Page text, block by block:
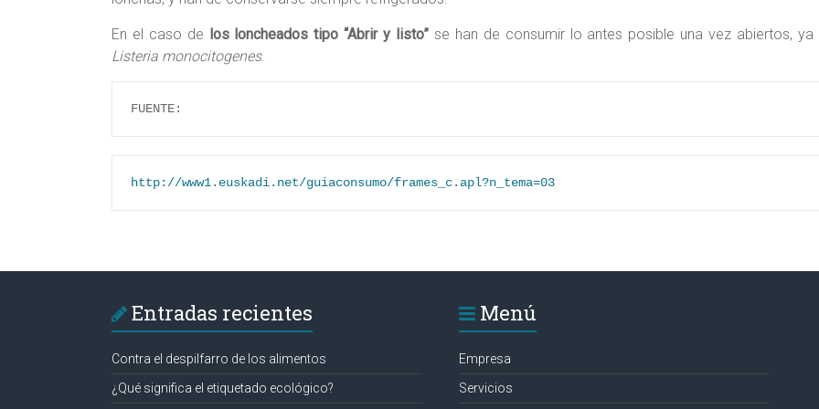
En el caso de los loncheados tipo “Abrir y listo” se han de consumir lo antes posible una vez abiertos,
Listeria monocitogenes.
FUENTE:
http://www1.euskadi.net/guiaconsumo/frames_c.apl?n_tema=03
Entradas recientes
Contra el despilfarro de los alimentos
¿Qué significa el etiquetado ecológico?
Menú
Empresa
Servicios